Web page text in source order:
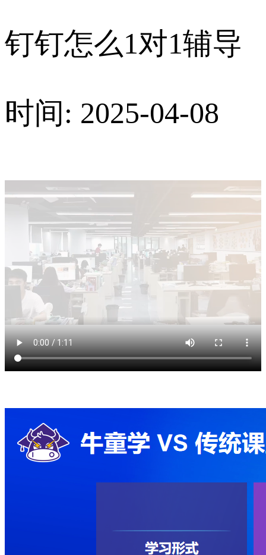
钉钉怎么1对1辅导
时间: 2025-04-08